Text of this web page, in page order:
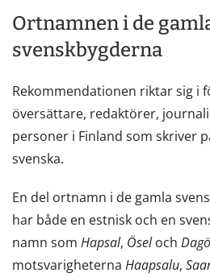
Ortnamnen i de
svenskbygderna
Rekommendationen riktar sig i
översättare, redaktörer,
personer i Finland som skriver
svenska.
En del ortnamn i de gamla
har både en estnisk och en
namn som Hapsal, Öseloch Dagö
motsvarigheterna Haapsalu,